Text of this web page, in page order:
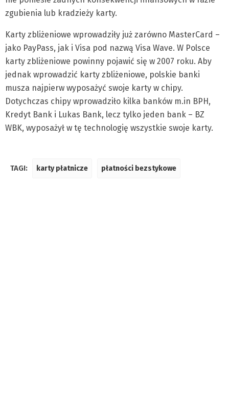
zgubienia lub kradzieży karty.
Karty zbliżeniowe wprowadziły już zarówno MasterCard –
jako PayPass, jak i Visa pod nazwą Visa Wave. W Polsce
karty zbliżeniowe powinny pojawić się w 2007 roku. Aby
jednak wprowadzić karty zbliżeniowe, polskie banki
musza najpierw wyposażyć swoje karty w chipy.
Dotychczas chipy wprowadziło kilka banków m.in BPH,
Kredyt Bank i Lukas Bank, lecz tylko jeden bank – BZ
WBK, wyposażył w tę technologię wszystkie swoje karty.
TAGI: karty płatnicze płatności bezstykowe